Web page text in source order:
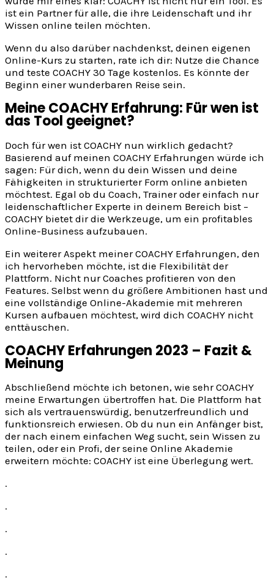
ist ein Partner für alle, die ihre Leidenschaft und ihr
Wissen online teilen möchten.
Wenn du also darüber nachdenkst, deinen eigenen
Online-Kurs zu starten, rate ich dir: Nutze die Chance
und teste COACHY 30 Tage kostenlos. Es könnte der
Beginn einer wunderbaren Reise sein.
Meine COACHY Erfahrung: Für wen ist
das Tool geeignet?
Doch für wen ist COACHY nun wirklich gedacht?
Basierend auf meinen COACHY Erfahrungen würde ich
sagen: Für dich, wenn du dein Wissen und deine
Fähigkeiten in strukturierter Form online anbieten
möchtest. Egal ob du Coach, Trainer oder einfach nur
leidenschaftlicher Experte in deinem Bereich bist –
COACHY bietet dir die Werkzeuge, um ein profitables
Online-Business aufzubauen.
Ein weiterer Aspekt meiner COACHY Erfahrungen, den
ich hervorheben möchte, ist die Flexibilität der
Plattform. Nicht nur Coaches profitieren von den
Features. Selbst wenn du größere Ambitionen hast und
eine vollständige Online-Akademie mit mehreren
Kursen aufbauen möchtest, wird dich COACHY nicht
enttäuschen.
COACHY Erfahrungen 2023 – Fazit &
Meinung
Abschließend möchte ich betonen, wie sehr COACHY
meine Erwartungen übertroffen hat. Die Plattform hat
sich als vertrauenswürdig, benutzerfreundlich und
funktionsreich erwiesen. Ob du nun ein Anfänger bist,
der nach einem einfachen Weg sucht, sein Wissen zu
teilen, oder ein Profi, der seine Online Akademie
erweitern möchte: COACHY ist eine Überlegung wert.
.
.
.
.
.